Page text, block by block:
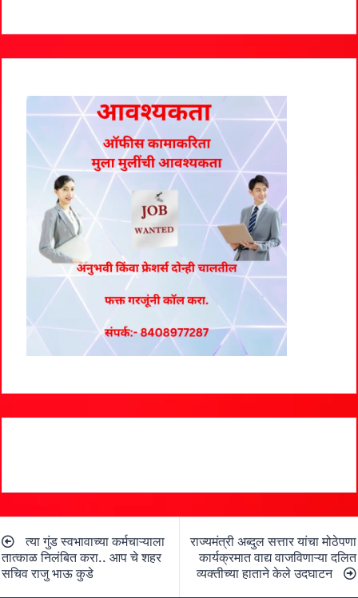
navigation
त्या गुंड स्वभावाच्या कर्मचाऱ्याला
तात्काळ निलंबित करा.. आप चे शहर
सचिव राजु भाऊ कुडे
राज्यमंत्री अब्दुल सत्तार यांचा मोठेपणा
कार्यक्रमात वाद्य वाजविणाऱ्या दलित
व्यक्तीच्या हाताने केले उदघाटन